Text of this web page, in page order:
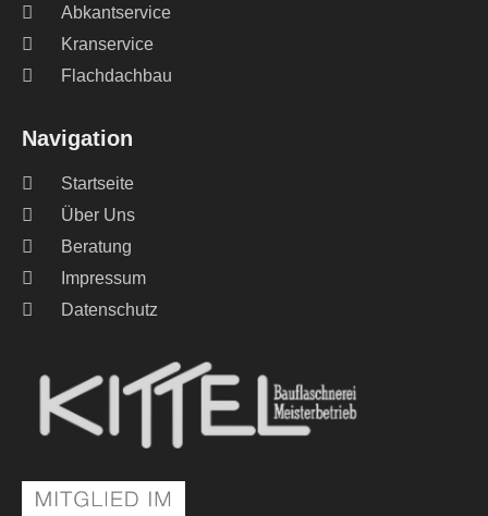
Navigation
Startseite
Über Uns
Beratung
Impressum
Datenschutz
Abkantservice
Kranservice
Flachdachbau